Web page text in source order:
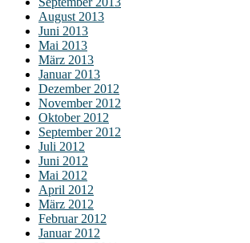
August 2013
Juni 2013
Mai 2013
März 2013
Januar 2013
Dezember 2012
November 2012
Oktober 2012
September 2012
Juli 2012
Juni 2012
Mai 2012
April 2012
März 2012
Februar 2012
Januar 2012